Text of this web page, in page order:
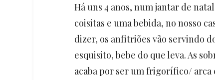
Há uns 4 anos, num jantar de
coisitas e uma bebida, no nosso
dizer, os anfitriões vão servindo
esquisito, bebe do que leva. As
acaba por ser um frigorífico/